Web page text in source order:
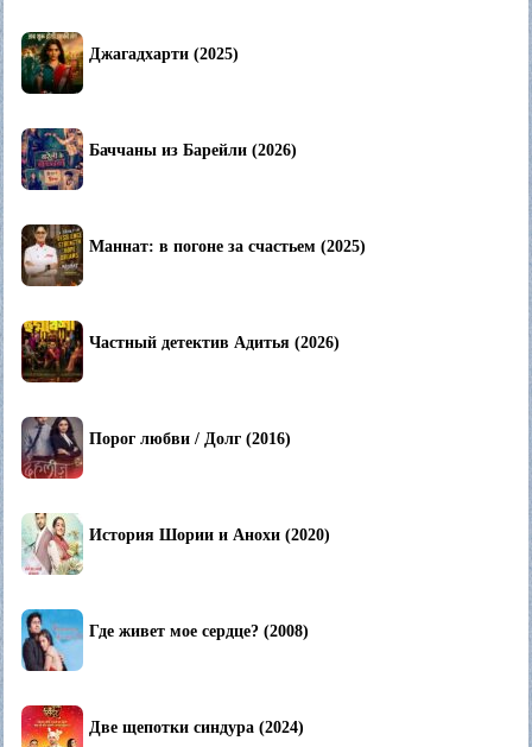
Джагадхарти (2025)
Баччаны из Барейли (2026)
Маннат: в погоне за счастьем (2025)
Частный детектив Адитья (2026)
Порог любви / Долг (2016)
История Шории и Анохи (2020)
Где живет мое сердце? (2008)
Две щепотки синдура (2024)